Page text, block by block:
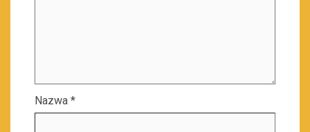
Nazwa *